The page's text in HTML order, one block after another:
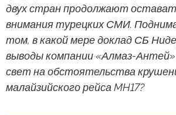
двух стран продолжают
внимания турецких СМИ.
том, в какой мере доклад СБ
выводы компании «Алмаз-
свет на обстоятельства
малайзийского рейса MH17?